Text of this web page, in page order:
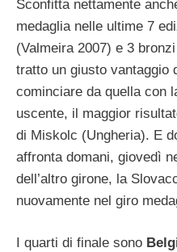
Sconfitta nettamente
medaglia nelle ultime 7
(Valmeira 2007) e 3
tratto un giusto vantaggio
cominciare da quella con
uscente, il maggior
di Miskolc (Ungheria). E
affronta domani, giovedì
dell’altro girone, la
nuovamente nel giro
I quarti di finale sono